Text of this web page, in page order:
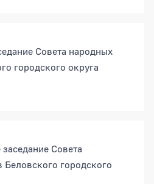
Совета народных
городского округа
Совета
Беловского городского